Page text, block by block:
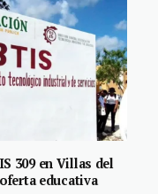
309 en Villas del
educativa